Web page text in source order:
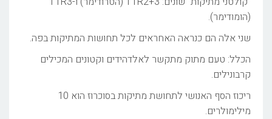
(הומודימר).
שני אלה הם כנראה האחראים לכל תחושות המתיקות בפה.
הכלל: טעם מתוק מתקשר לאלדהידים וקטונים המכילים
קרבונילים.
ריכוז הסף האנושי לתחושת מתיקות בסוכרוז הוא 10
מילימולרים.